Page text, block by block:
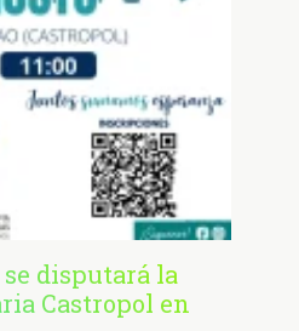
se disputará la
Castropol en